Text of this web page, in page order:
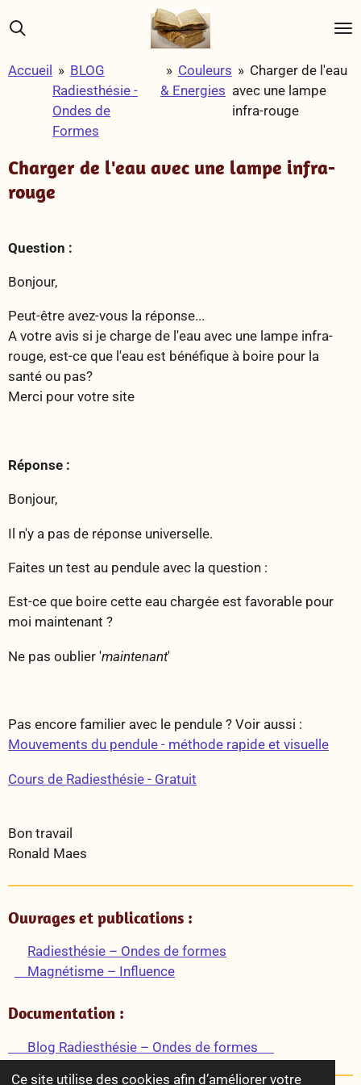
Ce site utilise des cookies afin d’améliorer votre
Passer
au
principal
Accueil » BLOG
Radiesthésie -
Ondes de
Formes
» Couleurs
& Energies
» Charger de l'eau
avec une lampe
infra-rouge
Charger de l'eau avec une lampe infra-
rouge
Question :
Bonjour,
Peut-être avez-vous la réponse...
A votre avis si je charge de l'eau avec une lampe infra-
rouge, est-ce que l'eau est bénéfique à boire pour la
santé ou pas?
Merci pour votre site
Réponse :
Bonjour,
Il n'y a pas de réponse universelle.
Faites un test au pendule avec la question :
Est-ce que boire cette eau chargée est favorable pour
moi maintenant ?
Ne pas oublier 'maintenant'
Pas encore familier avec le pendule ? Voir aussi :
Mouvements du pendule - méthode rapide et visuelle
Cours de Radiesthésie - Gratuit
Bon travail
Ronald Maes
Ouvrages et publications :
Radiesthésie – Ondes de formes
Magnétisme – Influence
Documentation :
Blog Radiesthésie – Ondes de formes